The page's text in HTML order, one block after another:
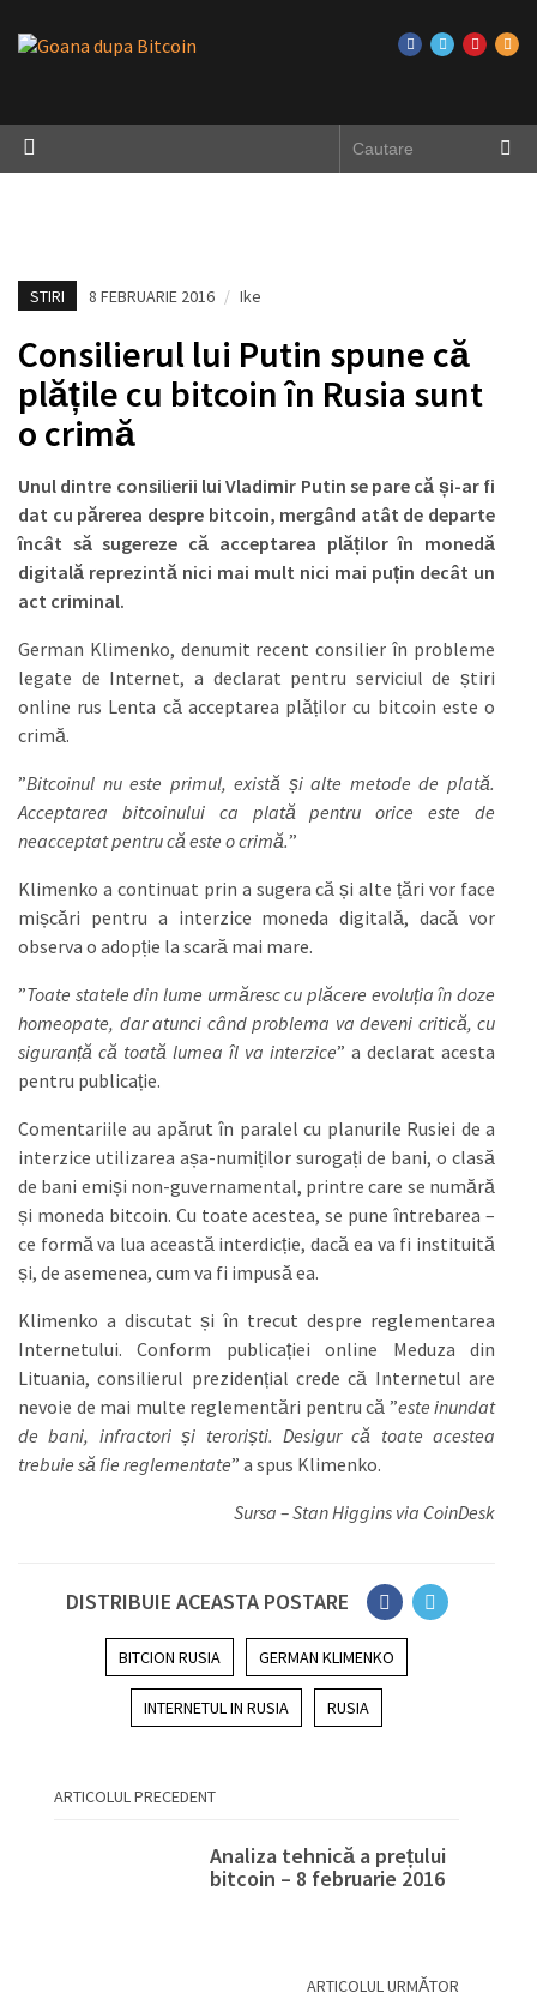
STIRI 8 FEBRUARIE 2016 / Ike
Consilierul lui Putin spune că
plățile cu bitcoin în Rusia sunt
o crimă
Unul dintre consilierii lui Vladimir Putin se pare că și-ar fi
dat cu părerea despre bitcoin, mergând atât de departe
încât să sugereze că acceptarea plăților în monedă
digitală reprezintă nici mai mult nici mai puțin decât un
act criminal.
German Klimenko, denumit recent consilier în probleme
legate de Internet, a declarat pentru serviciul de știri
online rus Lenta că acceptarea plăților cu bitcoin este o
crimă.
”Bitcoinul nu este primul, există și alte metode de plată.
Acceptarea bitcoinului ca plată pentru orice este de
neacceptat pentru că este o crimă.”
Klimenko a continuat prin a sugera că și alte țări vor face
mișcări pentru a interzice moneda digitală, dacă vor
observa o adopție la scară mai mare.
”Toate statele din lume urmăresc cu plăcere evoluția în doze
homeopate, dar atunci când problema va deveni critică, cu
siguranță că toată lumea îl va interzice” a declarat acesta
pentru publicație.
Comentariile au apărut în paralel cu planurile Rusiei de a
interzice utilizarea așa-numiților surogați de bani, o clasă
de bani emiși non-guvernamental, printre care se numără
și moneda bitcoin. Cu toate acestea, se pune întrebarea –
ce formă va lua această interdicție, dacă ea va fi instituită
și, de asemenea, cum va fi impusă ea.
Klimenko a discutat și în trecut despre reglementarea
Internetului. Conform publicației online Meduza din
Lituania, consilierul prezidențial crede că Internetul are
nevoie de mai multe reglementări pentru că ”este inundat
de bani, infractori și teroriști. Desigur că toate acestea
trebuie să fie reglementate” a spus Klimenko.
Sursa – Stan Higgins via CoinDesk
DISTRIBUIE ACEASTA POSTARE
BITCION RUSIA GERMAN KLIMENKO
INTERNETUL IN RUSIA RUSIA
ARTICOLUL PRECEDENT
Analiza tehnică a prețului
bitcoin – 8 februarie 2016
ARTICOLUL URMĂTOR